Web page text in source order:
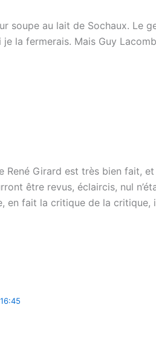
soupe au lait de Sochaux.
je la fermerais. Mais Guy
René Girard est très bien fait,
être revus, éclaircis, nul
en fait la critique de la